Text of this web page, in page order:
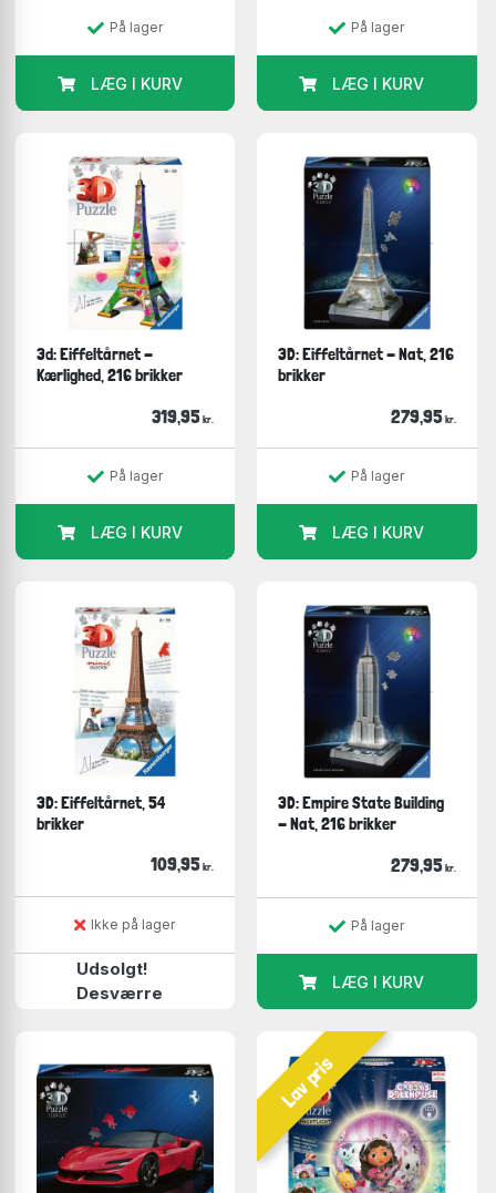
På lager
LÆG I KURV
På lager
LÆG I KURV
3d: Eiffeltårnet -
Kærlighed, 216 brikker
319,95 kr.
På lager
LÆG I KURV
3D: Eiffeltårnet - Nat, 216
brikker
279,95 kr.
På lager
LÆG I KURV
3D: Eiffeltårnet, 54
brikker
109,95 kr.
Ikke på lager
Udsolgt!
Desværre
3D: Empire State Building
- Nat, 216 brikker
279,95 kr.
På lager
LÆG I KURV
Lav pris